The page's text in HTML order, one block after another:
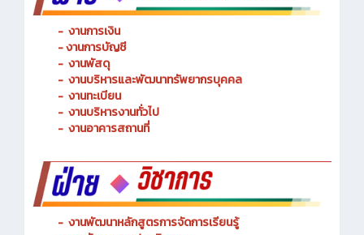
-งานการเงิน
- งานการบัญชี
- งานพัสดุ
- งานบริหารและพัฒนาทรัพยากรบุคคล
- งานทะเบียน
- งานบริหารงานทั่วไป